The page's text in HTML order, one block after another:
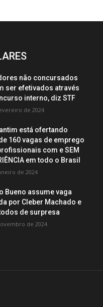
não concursados
ser efetivados através
interno, diz STF
de 2024
está ofertando
160 vagas de emprego
com e SEM
em todo o Brasil
de 2024
Bueno assume vaga
por Cleber Machado e
de surpresa
de 2024